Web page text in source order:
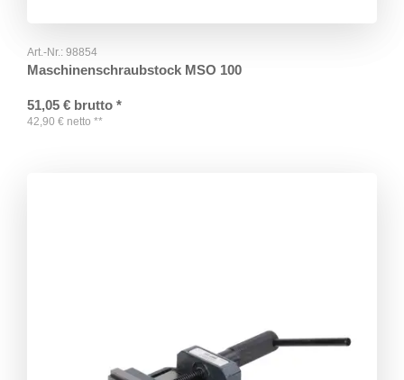
Art.-Nr.: 98854
Maschinenschraubstock MSO 100
51,05 € brutto *
42,90 € netto **